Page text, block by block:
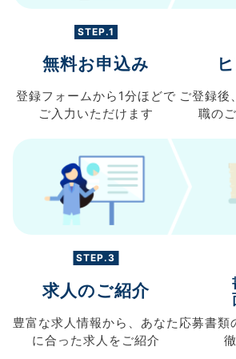
STEP.1
無料お申込み
登録フォームから 1分ほどで
ご入力 いただけます
ご登録後、
職の
STEP.3
求人のご紹介
豊富な求人情報から、 あなた
に合った求人を ご紹介
応募書類